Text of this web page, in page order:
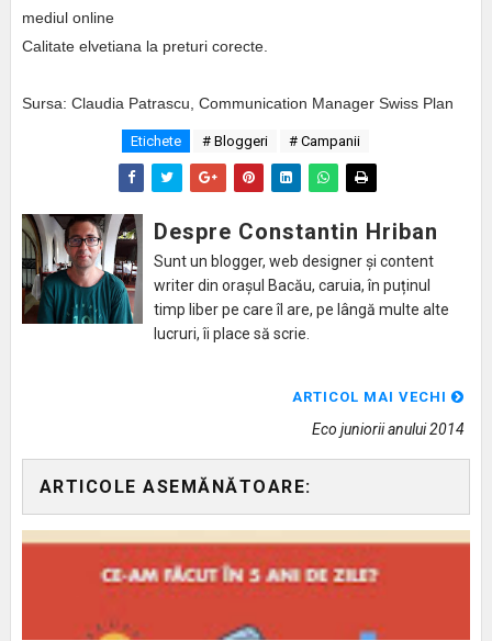
mediul online
Calitate elvetiana la preturi corecte.
Sursa: Claudia Patrascu, Communication Manager Swiss Plan
Etichete # Bloggeri # Campanii
Despre Constantin Hriban
Sunt un blogger, web designer și content
writer din orașul Bacău, caruia, în puținul
timp liber pe care îl are, pe lângă multe alte
lucruri, îi place să scrie.
ARTICOL MAI VECHI
Eco juniorii anului 2014
ARTICOLE ASEMĂNĂTOARE: